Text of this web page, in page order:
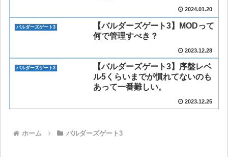
2024.01.20
バルダーズゲート3
【バルダーズゲート3】MODって
何で管理すべき？
2023.12.28
バルダーズゲート3
【バルダーズゲート3】序盤レベ
ル5くらいまでが慣れてないのも
あって一番難しい。
2023.12.25
ホーム バルダーズゲート3